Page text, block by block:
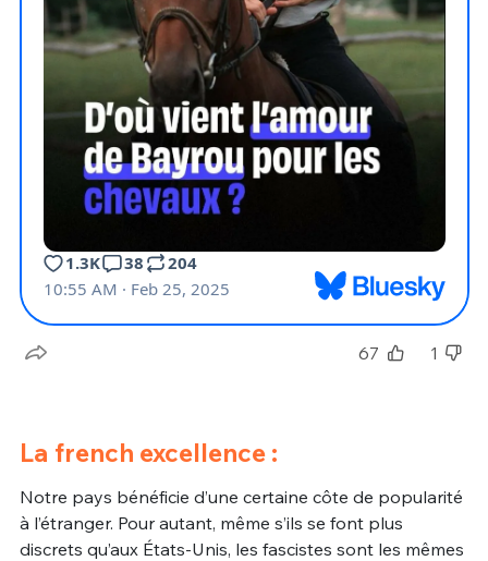
67 1
La french excellence :
Notre pays bénéficie d’une certaine côte de popularité
à l’étranger. Pour autant, même s’ils se font plus
discrets qu’aux États-Unis, les fascistes sont les mêmes